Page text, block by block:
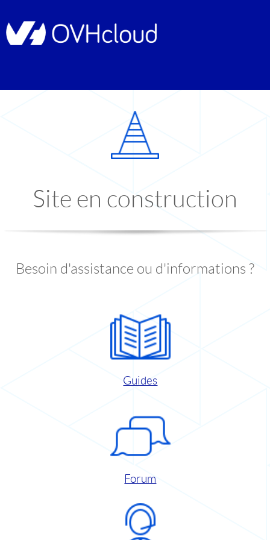
Site en construction
Besoin d'assistance ou d'informations ?
Guides
Forum